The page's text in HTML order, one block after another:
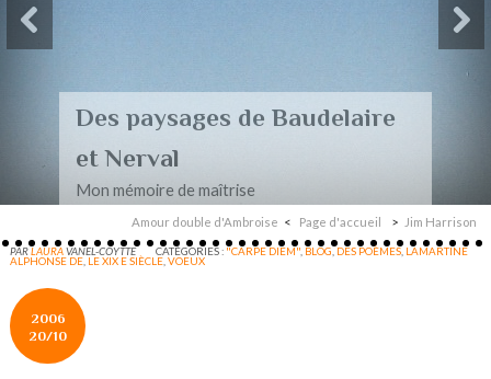
Des paysages de Baudelaire
et Nerval
Mon mémoire de maîtrise
Amour double d'Ambroise Page d'accueil Jim Harrison
PARLAURAVANEL-COYTTE CATÉGORIES : "CARPE DIEM" BLOG,DES POÈMES, LAMARTINE
ALPHONSE DE LE XIX E SIÈCLE ,VOEUX
2006
20/10